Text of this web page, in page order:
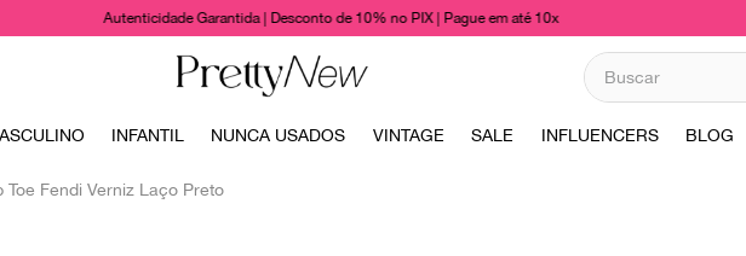
Autenticidade Garantida | Desconto de 10% no PIX | Pague em até 10x
Buscar
TERMOS MAIS BUSCADOS
INFANTIL NUNCA USADOS VINTAGE SALE INFLUENCERS BLOG
Toe Fendi Verniz Laço Preto